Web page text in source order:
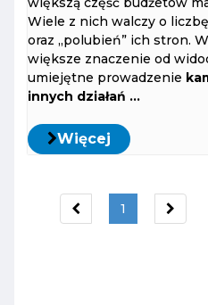
Wiele z nich walczy o
oraz „polubień” ich stron.
większe znaczenie od
umiejętne prowadzenie
innych działań ...
Więcej
1